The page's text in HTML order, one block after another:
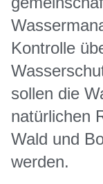
Kontrolle
sollen die
natürlichen
Wald und
werden.